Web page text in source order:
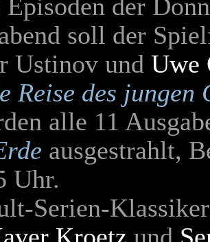
der
soll der
Ustinov und Uwe
Reise des jungen
alle 11
ausgestrahlt,
Uhr.
Serien-